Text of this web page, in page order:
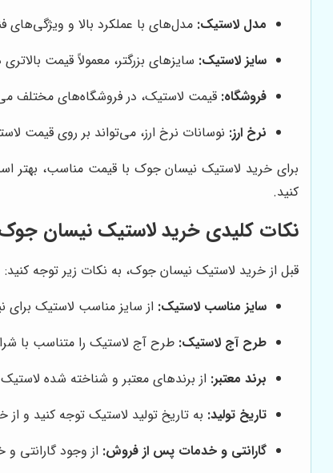
مدل لاستیک: مدل‌های با عملکرد بالا و ویژگی‌های
سایز لاستیک: سایزهای بزرگتر، معمولاً قیمت بالاتری
فروشگاه: قیمت لاستیک، در فروشگاه‌های مختلف
نرخ ارز: نوسانات نرخ ارز، می‌تواند بر روی قیمت
برای خرید لاستیک نیسان جوک با قیمت مناسب، بهتر
کنید.
نکات کلیدی خرید لاستیک نیسان
قبل از خرید لاستیک نیسان جوک، به نکات زیر توجه کنید:
سایز مناسب لاستیک: از سایز مناسب لاستیک
طرح آج لاستیک: طرح آج لاستیک را متناسب با
برند معتبر: از برندهای معتبر و شناخته شده
تاریخ تولید: به تاریخ تولید لاستیک توجه کنید و
گارانتی و خدمات پس از فروش: از وجود گارانتی